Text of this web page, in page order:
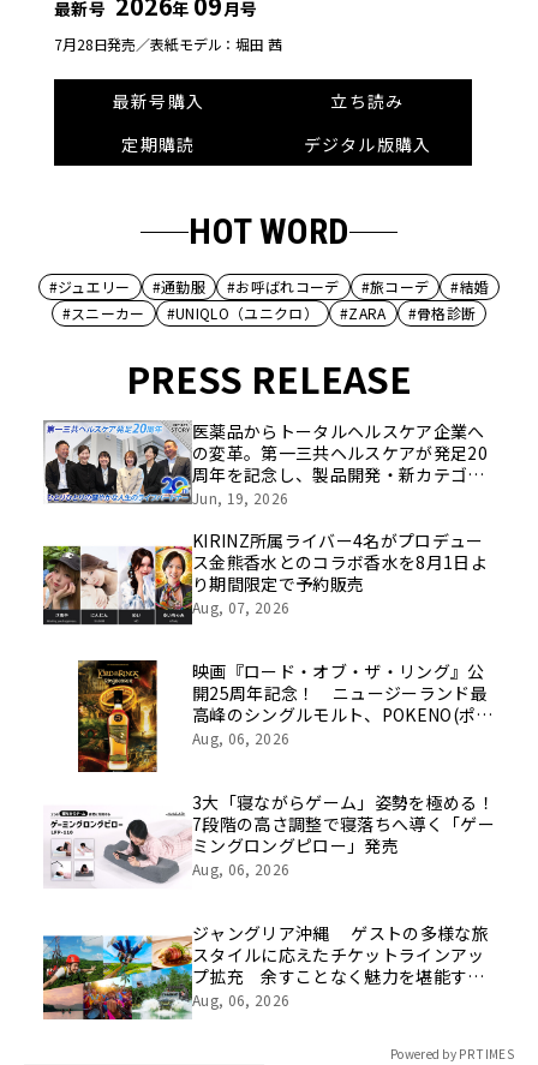
最新号 年 月号
7月28日発売／表紙モデル：堀田 茜
最新号購入
立ち読み
定期購読
デジタル版購入
HOT WORD
#ジュエリー #通勤服 #お呼ばれコーデ #旅コーデ
#結婚
#スニーカー
#UNIQLO（ユニクロ） #ZARA #骨格診断
PRESS RELEASE
医薬品からトータルヘルスケア企業へ
の変革。第一三共ヘルスケアが発足20
周年を記念し、製品開発・新カテゴリ
挑戦の舞台や旧社統合時のエピソード
像を公開！
Jun, 19, 2026
KIRINZ所属ライバー4名がプロデュー
ス金熊香水とのコラボ香水を8月1日よ
り期間限定で予約販売
Aug, 07, 2026
映画『ロード・オブ・ザ・リング』公
開25周年記念！ ニュージーランド最
高峰のシングルモルト、POKENO(ポケ
ノ)より 数量限定ウイスキー「リング
Aug, 06, 2026
3大「寝ながらゲーム」姿勢を極める！
7段階の高さ調整で寝落ちへ導く「ゲー
ミングロングピロー」発売
Aug, 06, 2026
ジャングリア沖縄 ゲストの多様な旅
スタイルに応えたチケットラインアッ
プ拡充 余すことなく魅力を堪能する
「ロイヤルチケット」新登場
Aug, 06, 2026
Powered by PR TIMES